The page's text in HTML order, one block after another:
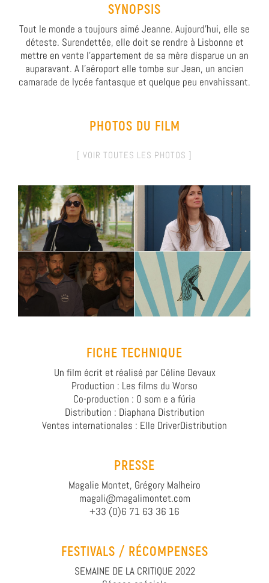
SYNOPSIS
Tout le monde a toujours aimé Jeanne. Aujourd’hui, elle se
déteste. Surendettée, elle doit se rendre à Lisbonne et
mettre en vente l’appartement de sa mère disparue un an
auparavant. A l’aéroport elle tombe sur Jean, un ancien
camarade de lycée fantasque et quelque peu envahissant.
PHOTOS DU FILM
[ VOIR TOUTES LES PHOTOS ]
FICHE TECHNIQUE
Un film écrit et réalisé par Céline Devaux
Production : Les films du Worso
Co-production : O som e a fúria
Distribution : Diaphana Distribution
Ventes internationales : Elle DriverDistribution
PRESSE
Magalie Montet, Grégory Malheiro
magali@magalimontet.com
+33 (0)6 71 63 36 16
FESTIVALS / RÉCOMPENSES
SEMAINE DE LA CRITIQUE 2022